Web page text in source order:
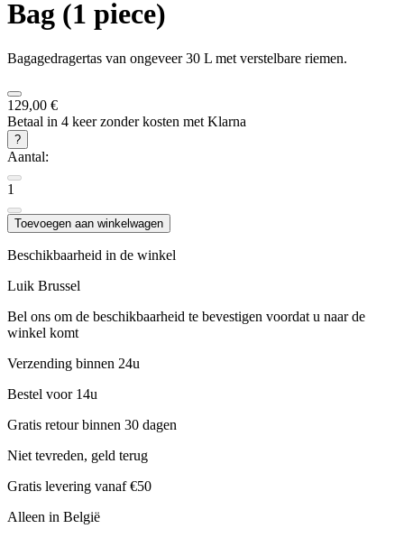
Bag (1 piece)
Bagagedragertas van ongeveer 30 L met verstelbare riemen.
129,00 €
Betaal in 4 keer zonder kosten met Klarna
?
Aantal:
1
Toevoegen aan winkelwagen
Beschikbaarheid in de winkel
Luik Brussel
Bel ons om de beschikbaarheid te bevestigen voordat u naar de
winkel komt
Verzending binnen 24u
Bestel voor 14u
Gratis retour binnen 30 dagen
Niet tevreden, geld terug
Gratis levering vanaf €50
Alleen in België